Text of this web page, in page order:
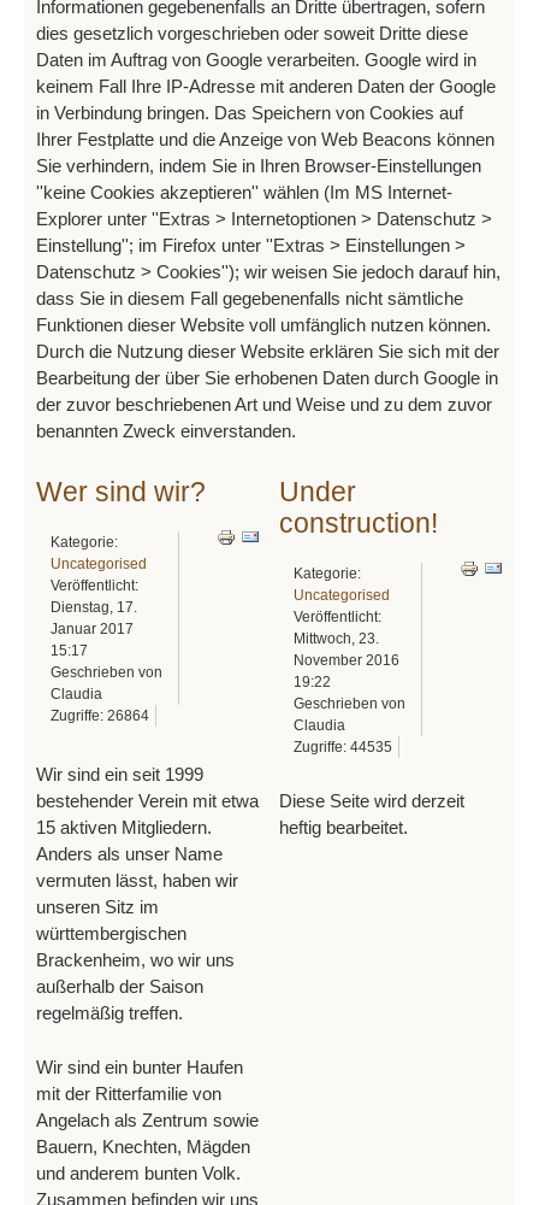
Informationen gegebenenfalls an Dritte übertragen, sofern
dies gesetzlich vorgeschrieben oder soweit Dritte diese
Daten im Auftrag von Google verarbeiten. Google wird in
keinem Fall Ihre IP-Adresse mit anderen Daten der Google
in Verbindung bringen. Das Speichern von Cookies auf
Ihrer Festplatte und die Anzeige von Web Beacons können
Sie verhindern, indem Sie in Ihren Browser-Einstellungen
''keine Cookies akzeptieren'' wählen (Im MS Internet-
Explorer unter ''Extras > Internetoptionen > Datenschutz >
Einstellung''; im Firefox unter ''Extras > Einstellungen >
Datenschutz > Cookies''); wir weisen Sie jedoch darauf hin,
dass Sie in diesem Fall gegebenenfalls nicht sämtliche
Funktionen dieser Website voll umfänglich nutzen können.
Durch die Nutzung dieser Website erklären Sie sich mit der
Bearbeitung der über Sie erhobenen Daten durch Google in
der zuvor beschriebenen Art und Weise und zu dem zuvor
benannten Zweck einverstanden.
Wer sind wir?
Kategorie:
Uncategorised
Veröffentlicht:
Dienstag, 17.
Januar 2017
15:17
Geschrieben von
Claudia
Zugriffe: 26864
Wir sind ein seit 1999
bestehender Verein mit etwa
15 aktiven Mitgliedern.
Anders als unser Name
vermuten lässt, haben wir
unseren Sitz im
württembergischen
Brackenheim, wo wir uns
außerhalb der Saison
regelmäßig treffen.
Wir sind ein bunter Haufen
mit der Ritterfamilie von
Angelach als Zentrum sowie
Bauern, Knechten, Mägden
und anderem bunten Volk.
Zusammen befinden wir uns
Under
construction!
Kategorie:
Uncategorised
Veröffentlicht:
Mittwoch, 23.
November 2016
19:22
Geschrieben von
Claudia
Zugriffe: 44535
Diese Seite wird derzeit
heftig bearbeitet.